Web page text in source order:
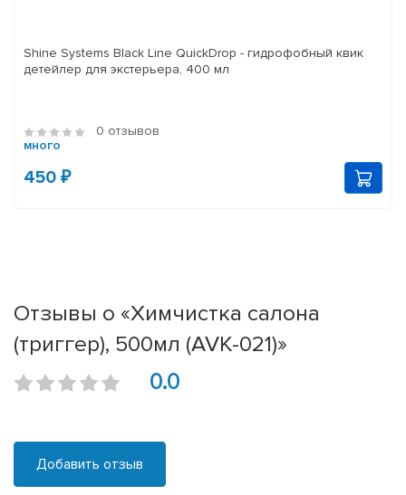
Shine Systems Black Line QuickDrop - гидрофобный квик
детейлер для экстерьера, 400 мл
0 отзывов
много
450 ₽
Отзывы о «Химчистка салона
(триггер), 500мл (AVK-021)»
0.0
Добавить отзыв